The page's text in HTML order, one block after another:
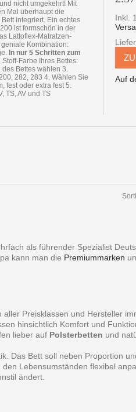
nicht umgekehrt! Mit
Mal überhaupt die
integriert. Ein echtes
ist formschön in der
Lattoflex-Matratzen-
Kombination:
In nur 5 Schritten zum
Farbe Ihres Bettes:
Bettes wählen 3.
282, 283 4. Wählen Sie
fest oder extra fest 5.
TS, AV und TS
Inkl.
Auf
als führender Spezialist
kann man die Premiummarken
Preisklassen und Hersteller
hinsichtlich Komfort und
lieber auf Polsterbetten und
Das Bett soll neben Proportion
Lebensumständen flexibel
ändert.